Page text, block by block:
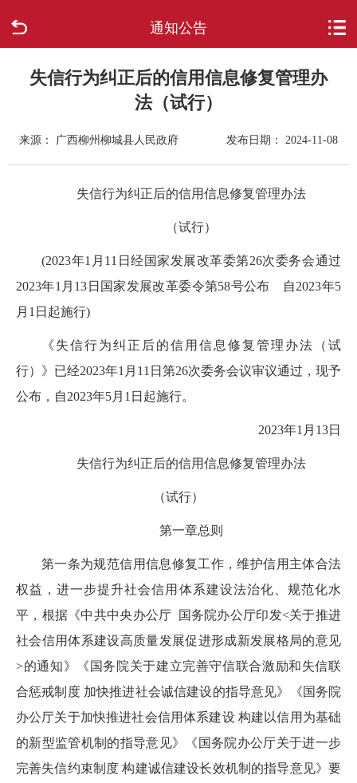
通知公告
走进柳城
政府信息公开
数据专题
失信行为纠正后的信用信息修复管理办
法（试行）
来源： 广西柳州柳城县人民政府 发布日期： 2024-11-08
失信行为纠正后的信用信息修复管理办法
（试行）
(2023年1 月 11 日经国家发展改革委第26次委务会通过
2023年1 月 13 日国家发展改革委令第58号公布 自2023年5
月 1 日起施行)
《失信行为纠正后的信用信息修复管理办法（试
行）》已经2023年1 月 11 日第26次委务会议审议通过，现予
公布，自2023年5月 1 日起施行。
2023年1 月 13日
失信行为纠正后的信用信息修复管理办法
（试行）
第一章总 则
第一条为规范信用信息修复工作，维护信用主体合法
权益，进一步提升社会信用体系建设法治化、规范化水
平，根据 《中共中央办公厅 国务院办公厅印发<关于推进
社会信用体系建设高质量发展促进形成新发展格局的意见
>的通知》
《国务院关于建立完善守信联合激励和失信联
合惩戒制度 加快推进社会诚信建设的指导意见》《国务院
办公厅关于加快推进社会信用体系建设 构建以信用为基础
的新型监管机制的指导意见》《国务院办公厅关于进一步
完善失信约束制度 构建诚信建设长效机制的指导意见》要